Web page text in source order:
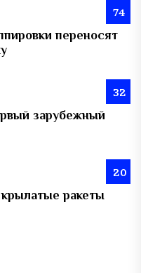
74
переносят
32
зарубежный
20
ракеты